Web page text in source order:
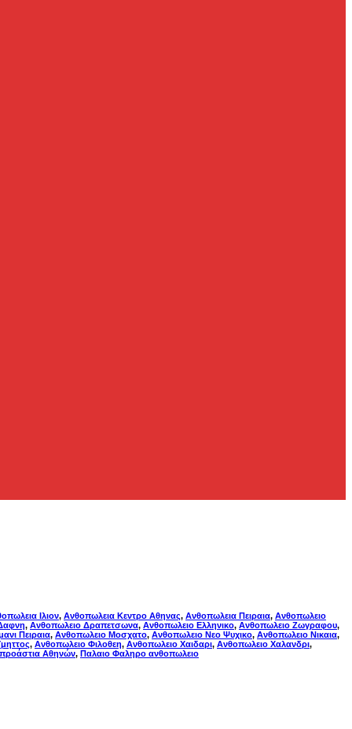
Ιλιον, Ανθοπωλεια Κεντρο Αθηνας, Ανθοπωλεια Πειραια, Ανθοπωλειο
, Ανθοπωλειο Δραπετσωνα, Ανθοπωλειο Ελληνικο, Ανθοπωλειο Ζωγραφου,
Πειραια, Ανθοπωλειο Μοσχατο, Ανθοπωλειο Νεο Ψυχικο, Ανθοπωλειο Νικαια,
, Ανθοπωλειο Φιλοθεη, Ανθοπωλειο Χαιδαρι, Ανθοπωλειο Χαλανδρι,
Αθηνών, Παλαιο Φαληρο ανθοπωλειο